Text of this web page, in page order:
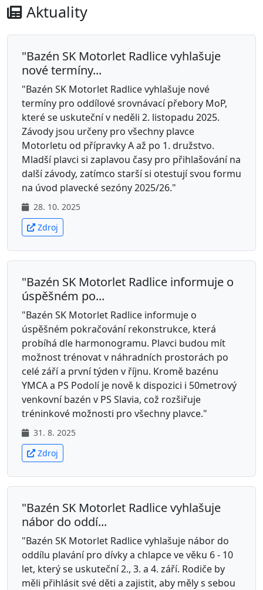
Aktuality
"Bazén SK Motorlet Radlice vyhlašuje
nové termíny...
"Bazén SK Motorlet Radlice vyhlašuje nové
termíny pro oddílové srovnávací přebory MoP,
které se uskuteční v neděli 2. listopadu 2025.
Závody jsou určeny pro všechny plavce
Motorletu od přípravky A až po 1. družstvo.
Mladší plavci si zaplavou časy pro přihlašování na
další závody, zatímco starší si otestují svou formu
na úvod plavecké sezóny 2025/26."
28. 10. 2025
Zdroj
"Bazén SK Motorlet Radlice informuje o
úspěšném po...
"Bazén SK Motorlet Radlice informuje o
úspěšném pokračování rekonstrukce, která
probíhá dle harmonogramu. Plavci budou mít
možnost trénovat v náhradních prostorách po
celé září a první týden v říjnu. Kromě bazénu
YMCA a PS Podolí je nově k dispozici i 50metrový
venkovní bazén v PS Slavia, což rozšiřuje
tréninkové možnosti pro všechny plavce."
31. 8. 2025
Zdroj
"Bazén SK Motorlet Radlice vyhlašuje
nábor do oddí...
"Bazén SK Motorlet Radlice vyhlašuje nábor do
oddílu plavání pro dívky a chlapce ve věku 6 - 10
let, který se uskuteční 2., 3. a 4. září. Rodiče by
měli přihlásit své děti a zajistit, aby měly s sebou